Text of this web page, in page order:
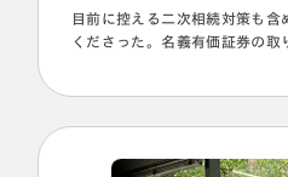
目前に控える二次相続対策も含
くださった。名義有価証券の取